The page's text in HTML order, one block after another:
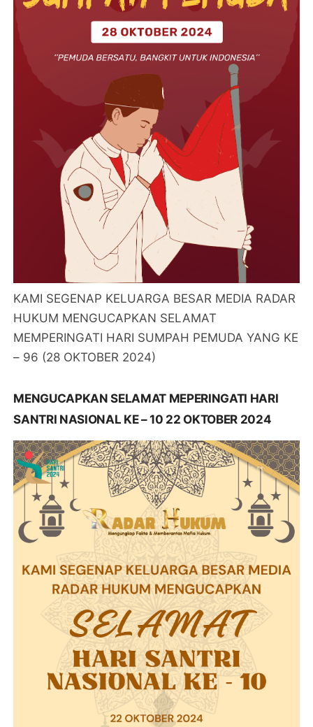
KAMI SEGENAP KELUARGA BESAR MEDIA RADAR
HUKUM MENGUCAPKAN SELAMAT
MEMPERINGATI HARI SUMPAH PEMUDA YANG KE
– 96 (28 OKTOBER 2024)
MENGUCAPKAN SELAMAT MEPERINGATI HARI
SANTRI NASIONAL KE – 10 22 OKTOBER 2024